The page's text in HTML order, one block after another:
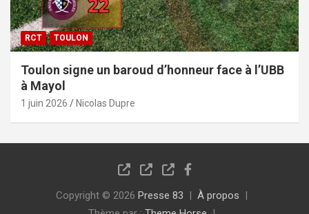
RCT TOULON
Toulon signe un baroud d’honneur face à l’UBB
à Mayol
1 juin 2026 Nicolas Dupre
Copyright © 2026 Presse 83
À propos